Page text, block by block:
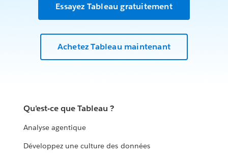
Essayez Tableau gratuitement
Achetez Tableau maintenant
Qu'est-ce que Tableau ?
Analyse agentique
Développez une culture des données